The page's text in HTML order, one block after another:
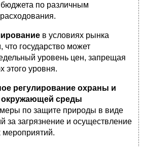
бюджета по различным
в условиях рынка
что государство может
уровень цен, запрещая
этого уровня.
регулирование охраны и
окружающей среды
по защите природы в виде
за загрязнение и осуществление